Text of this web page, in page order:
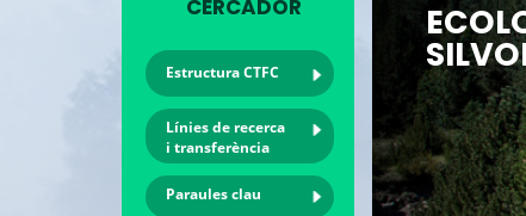
CERCADOR
Estructura CTFC
Línies de recerca
i transferència
Paraules clau